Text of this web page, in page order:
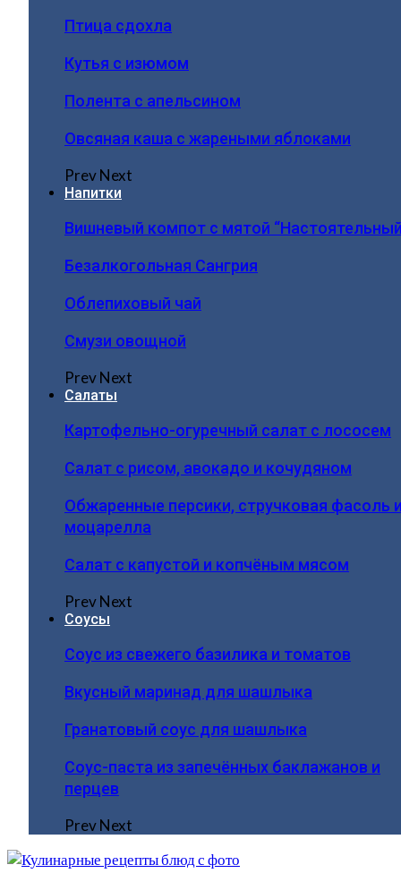
Птица сдохла
Кутья с изюмом
Полента с апельсином
Овсяная каша с жареными яблоками
PrevNext
Напитки
Вишневый компот с мятой
Безалкогольная Сангрия
Облепиховый чай
Смузи овощной
PrevNext
Салаты
Картофельно-огуречный салат с лососем
Салат с рисом, авокадо и кочудяном
Обжаренные персики, стручковая фасоль
моцарелла
Салат с капустой и копчёным мясом
PrevNext
Соусы
Соус из свежего базилика и томатов
Вкусный маринад для шашлыка
Гранатовый соус для шашлыка
Соус-паста из запечённых баклажанов и
перцев
PrevNext